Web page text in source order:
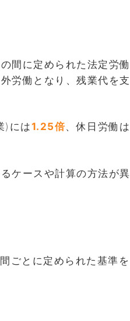
間に定められた法定労働
労働となり、残業代を支
)には1.25倍、休日労働は
ケースや計算の方法が異
ごとに定められた基準を